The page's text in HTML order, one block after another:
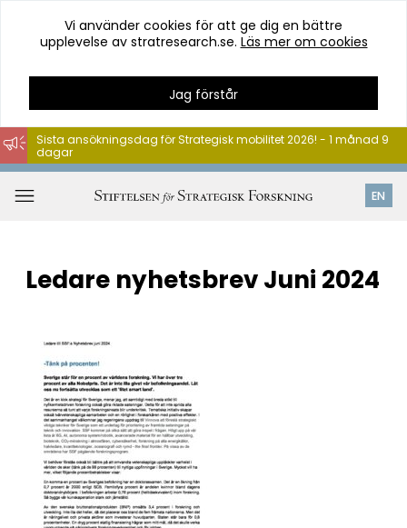
Hoppa
till
innehåll
Vi använder cookies för att ge dig en bättre
upplevelse av stratresearch.se. Läs mer om cookies
Jag förstår
EN
Sista ansökningsdag för Strategisk mobilitet 2026! - 1 månad 9
dagar
Ledare nyhetsbrev Juni 2024